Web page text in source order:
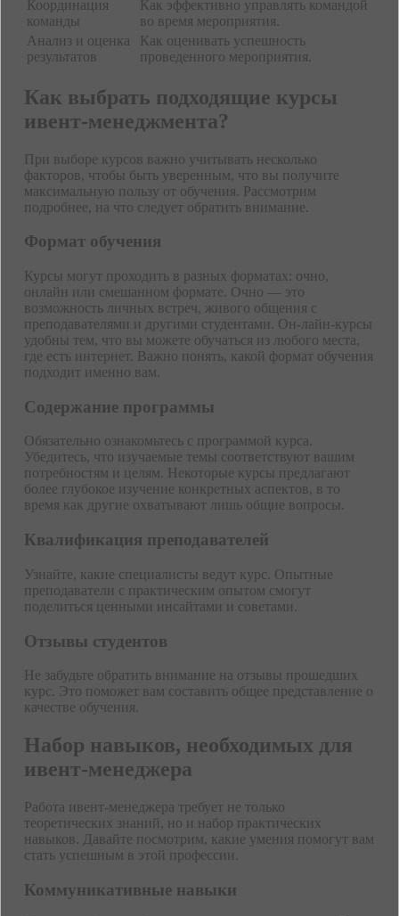
Координация
команды
Как эффективно управлять командой
во время мероприятия.
Анализ и оценка
результатов
Как оценивать успешность
проведенного мероприятия.
Как выбрать подходящие курсы
ивент-менеджмента?
При выборе курсов важно учитывать несколько
факторов, чтобы быть уверенным, что вы получите
максимальную пользу от обучения. Рассмотрим
подробнее, на что следует обратить внимание.
Формат обучения
Курсы могут проходить в разных форматах: очно,
онлайн или смешанном формате. Очно — это
возможность личных встреч, живого общения с
преподавателями и другими студентами. Он-лайн-курсы
удобны тем, что вы можете обучаться из любого места,
где есть интернет. Важно понять, какой формат обучения
подходит именно вам.
Содержание программы
Обязательно ознакомьтесь с программой курса.
Убедитесь, что изучаемые темы соответствуют вашим
потребностям и целям. Некоторые курсы предлагают
более глубокое изучение конкретных аспектов, в то
время как другие охватывают лишь общие вопросы.
Квалификация преподавателей
Узнайте, какие специалисты ведут курс. Опытные
преподаватели с практическим опытом смогут
поделиться ценными инсайтами и советами.
Отзывы студентов
Не забудьте обратить внимание на отзывы прошедших
курс. Это поможет вам составить общее представление о
качестве обучения.
Набор навыков, необходимых для
ивент-менеджера
Работа ивент-менеджера требует не только
теоретических знаний, но и набор практических
навыков. Давайте посмотрим, какие умения помогут вам
стать успешным в этой профессии.
Коммуникативные навыки